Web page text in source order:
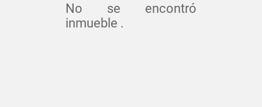
No se encontró
inmueble .